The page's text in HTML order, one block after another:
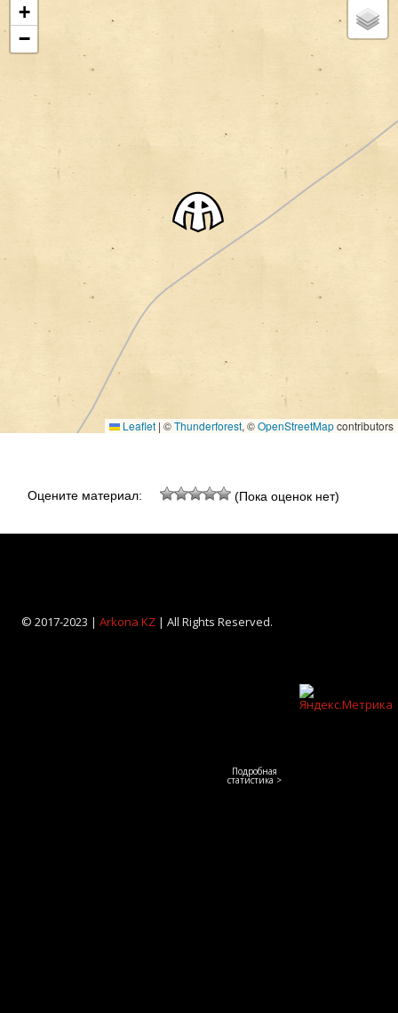
+
−
Leaflet | ©Thunderforest, ©OpenStreetMapcontributors
Оцените материал: (Пока оценок нет)
© 2017-2023 | Arkona KZ| All Rights Reserved.
Подробная
статистика >